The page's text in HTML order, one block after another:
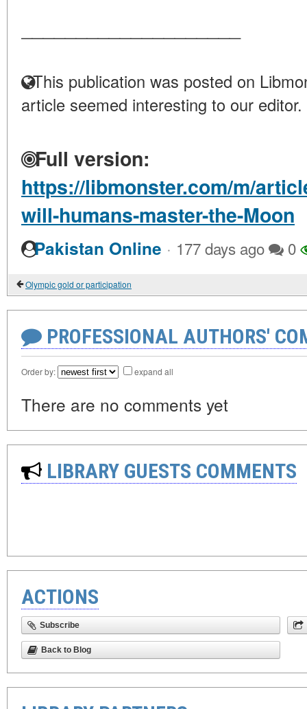
This publication was posted on
article seemed interesting to our editor.
Full version:
https://libmonster.com/m/
will-humans-master-the-Moon
Pakistan Online · 177 days ago 0
Olympic gold or participation
PROFESSIONAL AUTHORS'
Order by: expand all
There are no comments yet
LIBRARY GUESTS COMMENTS
ACTIONS
Subscribe
Back to Blog